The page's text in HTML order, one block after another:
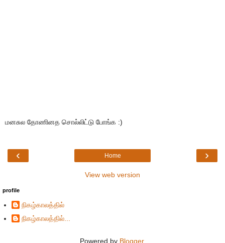
மனசுல தோணினத சொல்லிட்டு போங்க :)
‹ ›
Home
View web version
profile
நிகழ்காலத்தில்
நிகழ்காலத்தில்...
Powered by Blogger.